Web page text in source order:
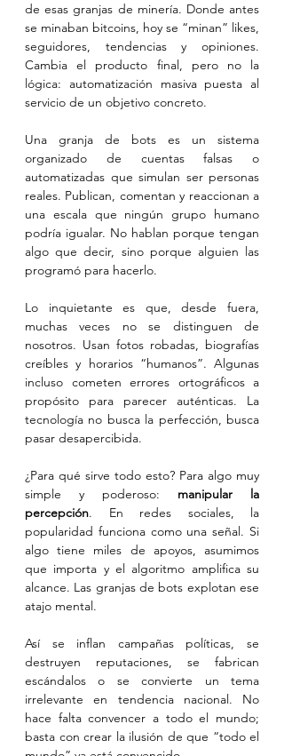
de esas granjas de minería. Donde antes
se minaban bitcoins, hoy se “minan” likes,
seguidores, tendencias y opiniones.
Cambia el producto final, pero no la
lógica: automatización masiva puesta al
servicio de un objetivo concreto.
Una granja de bots es un sistema
organizado de cuentas falsas o
automatizadas que simulan ser personas
reales. Publican, comentan y reaccionan a
una escala que ningún grupo humano
podría igualar. No hablan porque tengan
algo que decir, sino porque alguien las
programó para hacerlo.
Lo inquietante es que, desde fuera,
muchas veces no se distinguen de
nosotros. Usan fotos robadas, biografías
creíbles y horarios “humanos”. Algunas
incluso cometen errores ortográficos a
propósito para parecer auténticas. La
tecnología no busca la perfección, busca
pasar desapercibida.
¿Para qué sirve todo esto? Para algo muy
simple y poderoso: manipular la
percepción. En redes sociales, la
popularidad funciona como una señal. Si
algo tiene miles de apoyos, asumimos
que importa y el algoritmo amplifica su
alcance. Las granjas de bots explotan ese
atajo mental.
Así se inflan campañas políticas, se
destruyen reputaciones, se fabrican
escándalos o se convierte un tema
irrelevante en tendencia nacional. No
hace falta convencer a todo el mundo;
basta con crear la ilusión de que “todo el